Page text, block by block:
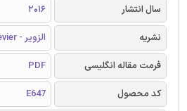
سال انتشار
2016
نشریه
الزویر - Elsevier
فرمت مقاله انگلیسی
PDF
کد محصول
E647